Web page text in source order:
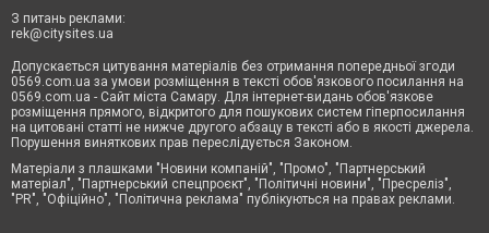
З питань реклами:
rek@citysites.ua
Допускається цитування матеріалів без отримання попередньої згоди
0569.com.ua за умови розміщення в тексті обов'язкового посилання на
0569.com.ua - Сайт міста Самару. Для інтернет-видань обов'язкове
розміщення прямого, відкритого для пошукових систем гіперпосилання
на цитовані статті не нижче другого абзацу в тексті або в якості джерела.
Порушення виняткових прав переслідується Законом.
Матеріали з плашками "Новини компаній", "Промо", "Партнерський
матеріал", "Партнерський спецпроєкт", "Політичні новини", "Пресреліз",
"PR", "Офіційно", "Політична реклама" публікуються на правах реклами.